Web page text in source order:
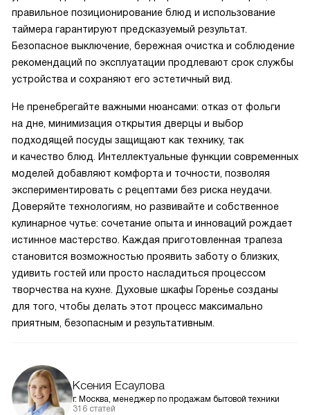
правильное позиционирование блюд и использование
таймера гарантируют предсказуемый результат.
Безопасное выключение, бережная очистка и соблюдение
рекомендаций по эксплуатации продлевают срок службы
устройства и сохраняют его эстетичный вид.
Не пренебрегайте важными нюансами: отказ от фольги
на дне, минимизация открытия дверцы и выбор
подходящей посуды защищают как технику, так
и качество блюд. Интеллектуальные функции современных
моделей добавляют комфорта и точности, позволяя
экспериментировать с рецептами без риска неудачи.
Доверяйте технологиям, но развивайте и собственное
кулинарное чутье: сочетание опыта и инноваций рождает
истинное мастерство. Каждая приготовленная трапеза
становится возможностью проявить заботу о близких,
удивить гостей или просто насладиться процессом
творчества на кухне. Духовые шкафы Горенье созданы
для того, чтобы делать этот процесс максимально
приятным, безопасным и результативным.
Ксения Есаулова
г. Москва, менеджер по продажам бытовой техники
316 статей